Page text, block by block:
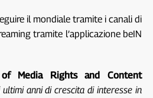
il mondiale tramite i canali di
tramite l’applicazione beIN
Media Rights and Content
ultimi anni di crescita di interesse in